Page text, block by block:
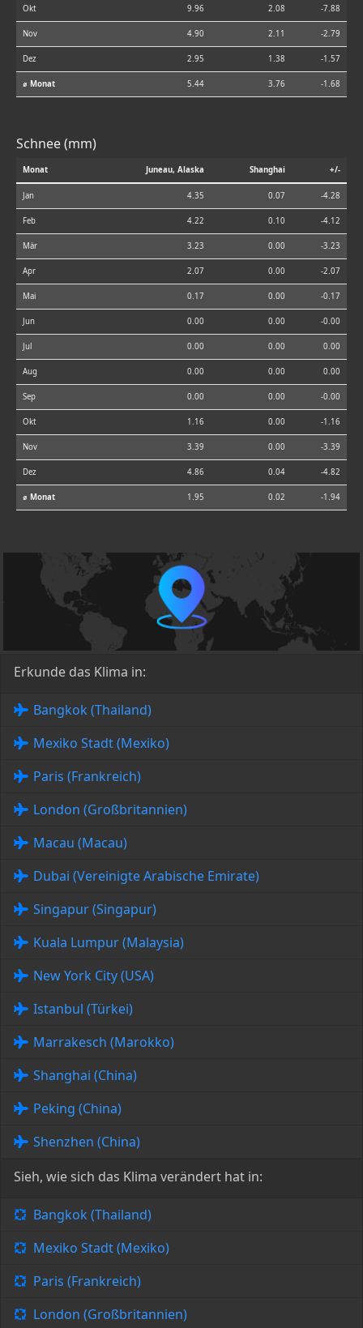
Okt 9.96 2.08 -7.88
Nov 4.90 2.11 -2.79
Dez 2.95 1.38 -1.57
⌀ Monat 5.44 3.76 -1.68
Schnee (mm)
Monat Juneau, Alaska Shanghai +/-
Jan 4.35 0.07 -4.28
Feb 4.22 0.10 -4.12
Mär 3.23 0.00 -3.23
Apr 2.07 0.00 -2.07
Mai 0.17 0.00 -0.17
Jun 0.00 0.00 -0.00
Jul 0.00 0.00 0.00
Aug 0.00 0.00 0.00
Sep 0.00 0.00 -0.00
Okt 1.16 0.00 -1.16
Nov 3.39 0.00 -3.39
Dez 4.86 0.04 -4.82
⌀ Monat 1.95 0.02 -1.94
Erkunde das Klima in:
Bangkok (Thailand)
Mexiko Stadt (Mexiko)
Paris (Frankreich)
London (Großbritannien)
Macau (Macau)
Dubai (Vereinigte Arabische Emirate)
Singapur (Singapur)
Kuala Lumpur (Malaysia)
New York City (USA)
Istanbul (Türkei)
Marrakesch (Marokko)
Shanghai (China)
Peking (China)
Shenzhen (China)
Sieh, wie sich das Klima verändert hat in:
Bangkok (Thailand)
Mexiko Stadt (Mexiko)
Paris (Frankreich)
London (Großbritannien)